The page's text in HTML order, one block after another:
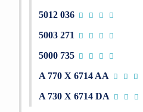
5012 036
5003 271
5000 735
A 770 X 6714 AA
A 730 X 6714 DA